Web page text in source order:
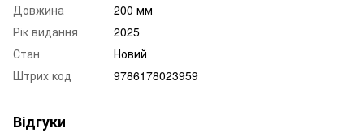
Довжина
200 мм
Рік видання
2025
Стан
Новий
Штрих код
9786178023959
Відгуки